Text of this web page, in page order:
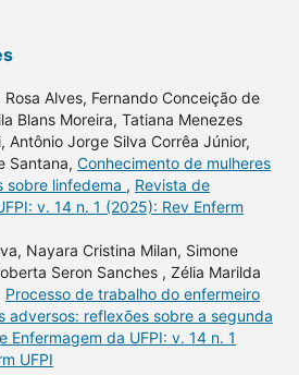
Rosa Alves, Fernando Conceição de
Blans Moreira, Tatiana Menezes
Antônio Jorge Silva Corrêa Júnior,
Santana, Conhecimento de mulheres
sobre linfedema , Revista de
v. 14 n. 1 (2025): Rev Enferm
Nayara Cristina Milan, Simone
Seron Sanches , Zélia Marilda
Processo de trabalho do enfermeiro
adversos: reflexões sobre a segunda
Enfermagem da UFPI: v. 14 n. 1
UFPI